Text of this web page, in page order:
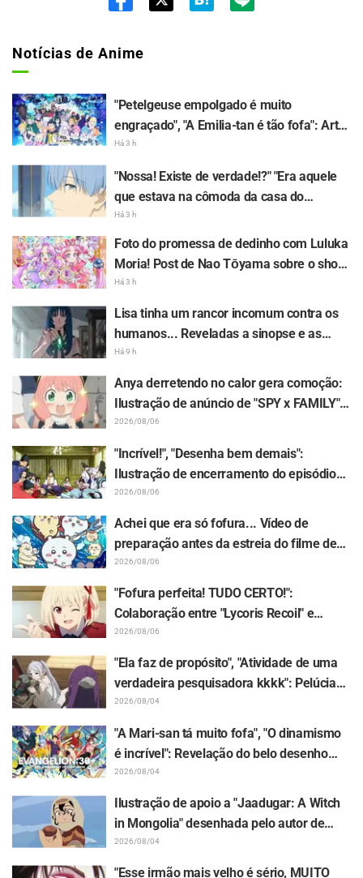
Notícias de Anime
"Petelgeuse empolgado é muito
engraçado", "A Emilia-tan é tão fofa": Arte
comemorativa dos 10 anos do anime de
Há 3 h
"Nossa! Existe de verdade!?" "Era aquele
que estava na cômoda da casa do
Himmel?" Publicação do "chifre do dragão
negro" do 1º episódio de "Frieren e a
Jornada Para o Além" surpreende os fãs
Há 3 h
Foto do promessa de dedinho com Luluka
Moria! Post de Nao Tōyama sobre o show
de "Star Detective Precure!" gera
repercussão: "É a dupla Arcana"
Há 3 h
Lisa tinha um rancor incomum contra os
humanos... Reveladas a sinopse e as
imagens prévias do episódio 6 do anime
"Goodbye, Lara"
Há 9 h
Anya derretendo no calor gera comoção:
Ilustração de anúncio de "SPY x FAMILY"
rende comentários: "A Anya tá derretendo
kkkk"
2026/08/06
"Incrível!", "Desenha bem demais":
Ilustração de encerramento do episódio
13 feita por Asaki Yuikawa, dubladora do
protagonista de "The Elusive Samurai",
recebe chuva de elogios
2026/08/06
Achei que era só fofura... Vídeo de
preparação antes da estreia do filme de
"Chiikawa" gera surpresa com contraste:
"Muito mais severo do que eu imaginava",
"Só fala sobre trabalho"
2026/08/06
"Fofura perfeita! TUDO CERTO!":
Colaboração entre "Lycoris Recoil" e
Kumamine, criador do "Shigoto Neko",
gera onda de respostas "TUDO CERTO!"
2026/08/06
"Ela faz de propósito", "Atividade de uma
verdadeira pesquisadora kkkk": Pelúcia
de Frieren presa em um Mimic em
exposição gera enxurrada de piadas em
"Frieren e a Jornada Para o Além"
2026/08/04
"A Mari-san tá muito fofa", "O dinamismo
é incrível": Revelação do belo desenho
das três garotas em trajes Plugsuit por
Hidenori Matsubara em "Evangelion" gera
repercussão
2026/08/04
Ilustração de apoio a "Jaadugar: A Witch
in Mongolia" desenhada pelo autor de
"Yowamushi Pedal" deixa fãs radiantes: "É
isso que acontece quando a pessoa com o
2026/08/04
"Esse irmão mais velho é sério, MUITO